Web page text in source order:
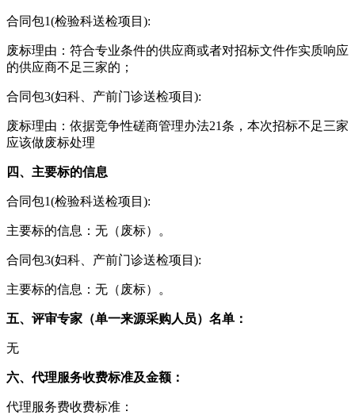
合同包1(检验科送检项目):
废标理由：符合专业条件的供应商或者对招标文件作实质响应
的供应商不足三家的；
合同包3(妇科、产前门诊送检项目):
废标理由：依据竞争性磋商管理办法21条，本次招标不足三家
应该做废标处理
四、主要标的信息
合同包1(检验科送检项目):
主要标的信息：无（废标）。
合同包3(妇科、产前门诊送检项目):
主要标的信息：无（废标）。
五、评审专家（单一来源采购人员）名单：
无
六、代理服务收费标准及金额：
代理服务费收费标准：